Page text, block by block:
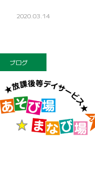
2020.03.14
ブログ